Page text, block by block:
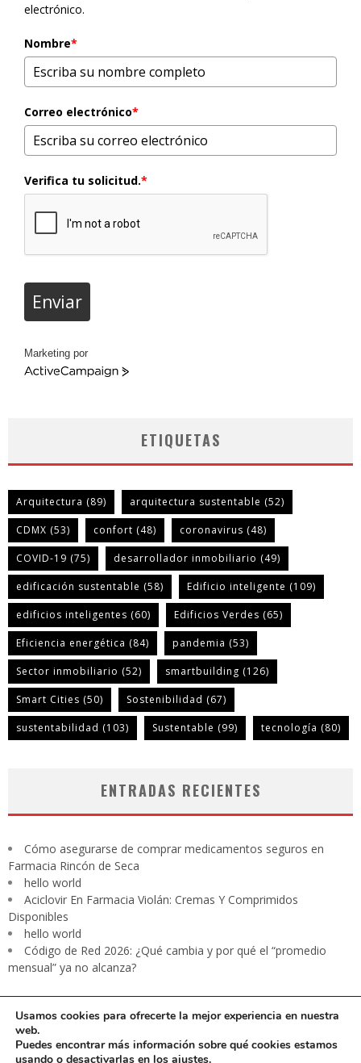
electrónico.
Nombre*
Correo electrónico*
Verifica tu solicitud.*
Enviar
Marketing por
ActiveCampaign
ETIQUETAS
Arquitectura (89) arquitectura sustentable (52)
CDMX (53) confort (48) coronavirus (48)
COVID-19 (75) desarrollador inmobiliario (49)
edificación sustentable (58) Edificio inteligente (109)
edificios inteligentes (60) Edificios Verdes (65)
Eficiencia energética (84) pandemia (53)
Sector inmobiliario (52) smartbuilding (126)
Smart Cities (50) Sostenibilidad (67)
sustentabilidad (103) Sustentable (99) tecnología (80)
ENTRADAS RECIENTES
Cómo asegurarse de comprar medicamentos seguros en
Farmacia Rincón de Seca
hello world
Aciclovir En Farmacia Violán: Cremas Y Comprimidos
Disponibles
hello world
Código de Red 2026: ¿Qué cambia y por qué el “promedio
mensual” ya no alcanza?
Usamos cookies para ofrecerte la mejor experiencia en nuestra
web.
Puedes encontrar más información sobre qué cookies estamos
usando o desactivarlas en los ajustes.